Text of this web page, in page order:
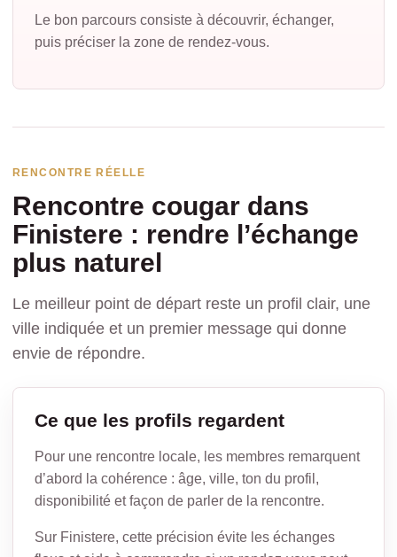
Le bon parcours consiste à découvrir, échanger,
puis préciser la zone de rendez-vous.
RENCONTRE RÉELLE
Rencontre cougar dans
Finistere : rendre l’échange
plus naturel
Le meilleur point de départ reste un profil clair, une
ville indiquée et un premier message qui donne
envie de répondre.
Ce que les profils regardent
Pour une rencontre locale, les membres remarquent
d’abord la cohérence : âge, ville, ton du profil,
disponibilité et façon de parler de la rencontre.
Sur Finistere, cette précision évite les échanges